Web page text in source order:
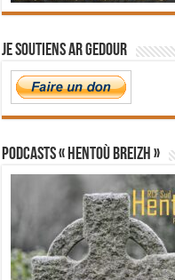
Je soutiens Ar Gedour
PODCASTS « Hentoù Breizh »